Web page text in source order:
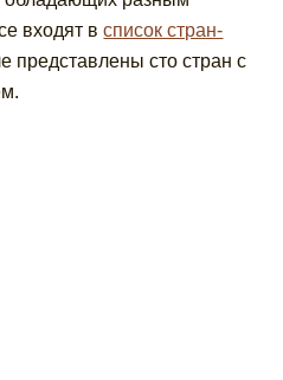
входят всписок стран-
представлены сто стран с